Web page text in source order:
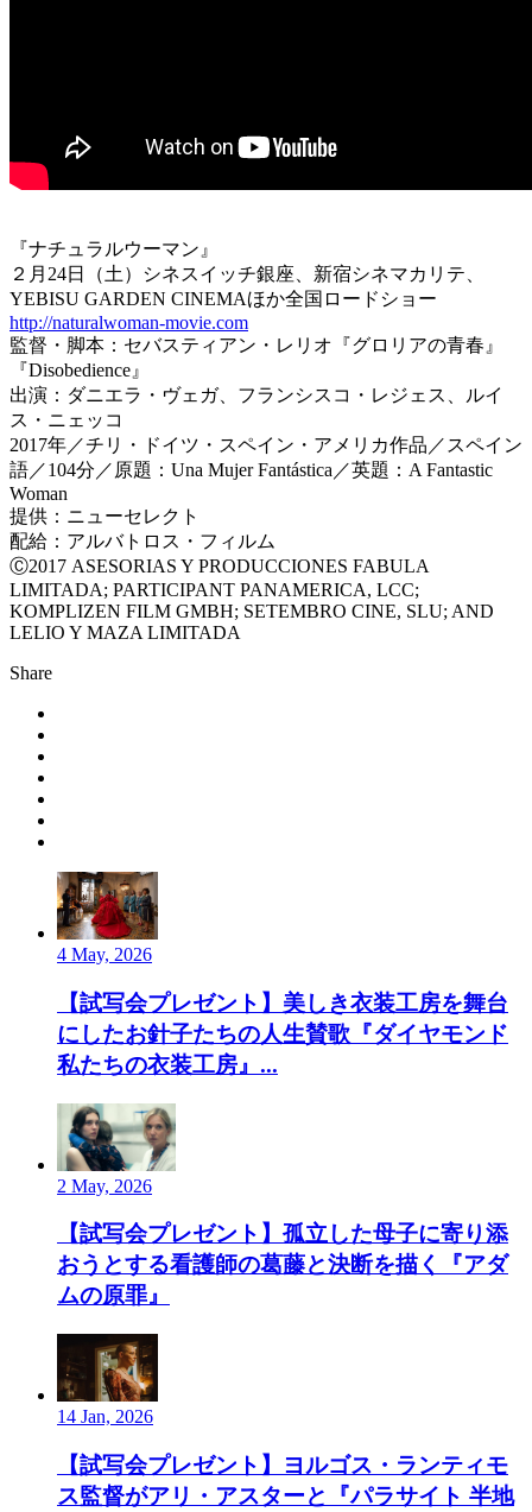
『ナチュラルウーマン』
２月24日（土）シネスイッチ銀座、新宿シネマカリテ、
YEBISU GARDEN CINEMAほか全国ロードショー
http://naturalwoman-movie.com
監督・脚本：セバスティアン・レリオ『グロリアの青春』
『Disobedience』
出演：ダニエラ・ヴェガ、フランシスコ・レジェス、ルイ
ス・ニェッコ
2017年／チリ・ドイツ・スペイン・アメリカ作品／スペイン
語／104分／原題：Una Mujer Fantástica／英題：A Fantastic
Woman
提供：ニューセレクト
配給：アルバトロス・フィルム
Ⓒ2017 ASESORIAS Y PRODUCCIONES FABULA
LIMITADA; PARTICIPANT PANAMERICA, LCC;
KOMPLIZEN FILM GMBH; SETEMBRO CINE, SLU; AND
LELIO Y MAZA LIMITADA
Share
4 May, 2026
【試写会プレゼント】美しき衣装工房を舞台
にしたお針子たちの人生賛歌『ダイヤモンド
私たちの衣装工房』...
2 May, 2026
【試写会プレゼント】孤立した母子に寄り添
おうとする看護師の葛藤と決断を描く『アダ
ムの原罪』
14 Jan, 2026
【試写会プレゼント】ヨルゴス・ランティモ
ス監督がアリ・アスターと『パラサイト 半地